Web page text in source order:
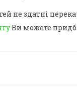
не здатні
Ви можете